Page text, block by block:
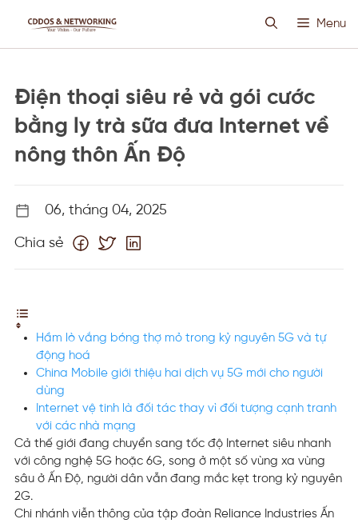
Menu
CLOUD VPS
ANTI DDOS
PROXY CUSTOM
TIN TỨC
Điện thoại siêu rẻ và gói cước
bằng ly trà sữa đưa Internet về
nông thôn Ấn Độ
06, tháng 04, 2025
Chia sẻ
Hầm lò vắng bóng thợ mỏ trong kỷ nguyên 5G và tự
động hoá
China Mobile giới thiệu hai dịch vụ 5G mới cho người
dùng
Internet vệ tinh là đối tác thay vì đối tượng cạnh tranh
với các nhà mạng
Cả thế giới đang chuyển sang tốc độ Internet siêu nhanh
với công nghệ 5G hoặc 6G, song ở một số vùng xa vùng
sâu ở Ấn Độ, người dân vẫn đang mắc kẹt trong kỷ nguyên
2G.
Chi nhánh viễn thông của tập đoàn Reliance Industries Ấn